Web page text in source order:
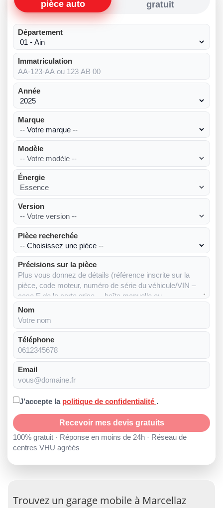
pièce auto
gratuit
Département
Immatriculation
Année
Marque
Modèle
Énergie
Version
Pièce recherchée
Précisions sur la pièce
Nom
Téléphone
Email
J’accepte la politique de confidentialité .
Recevoir mes devis gratuits
100% gratuit · Réponse en moins de 24h · Réseau de
centres VHU agréés
Trouvez un garage mobile à Marcellaz